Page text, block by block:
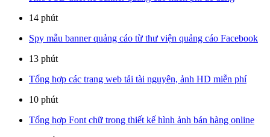
14 phút
Spy mẫu banner quảng cáo từ thư viện quảng cáo Facebook
13 phút
Tổng hợp các trang web tải tài nguyên, ảnh HD miễn phí
10 phút
Tổng hợp Font chữ trong thiết kế hình ảnh bán hàng online